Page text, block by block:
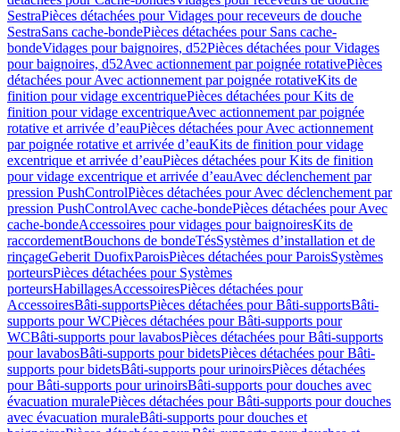
SestraPièces détachées pour Vidages pour receveurs de douche
SestraSans cache-bondePièces détachées pour Sans cache-
bondeVidages pour baignoires, d52Pièces détachées pour Vidages
pour baignoires, d52Avec actionnement par poignée rotativePièces
détachées pour Avec actionnement par poignée rotativeKits de
finition pour vidage excentriquePièces détachées pour Kits de
finition pour vidage excentriqueAvec actionnement par poignée
rotative et arrivée d’eauPièces détachées pour Avec actionnement
par poignée rotative et arrivée d’eauKits de finition pour vidage
excentrique et arrivée d’eauPièces détachées pour Kits de finition
pour vidage excentrique et arrivée d’eauAvec déclenchement par
pression PushControlPièces détachées pour Avec déclenchement par
pression PushControlAvec cache-bondePièces détachées pour Avec
cache-bondeAccessoires pour vidages pour baignoiresKits de
raccordementBouchons de bondeTésSystèmes d’installation et de
rinçageGeberit DuofixParoisPièces détachées pour ParoisSystèmes
porteursPièces détachées pour Systèmes
porteursHabillagesAccessoiresPièces détachées pour
AccessoiresBâti-supportsPièces détachées pour Bâti-supportsBâti-
supports pour WCPièces détachées pour Bâti-supports pour
WCBâti-supports pour lavabosPièces détachées pour Bâti-supports
pour lavabosBâti-supports pour bidetsPièces détachées pour Bâti-
supports pour bidetsBâti-supports pour urinoirsPièces détachées
pour Bâti-supports pour urinoirsBâti-supports pour douches avec
évacuation muralePièces détachées pour Bâti-supports pour douches
avec évacuation muraleBâti-supports pour douches et